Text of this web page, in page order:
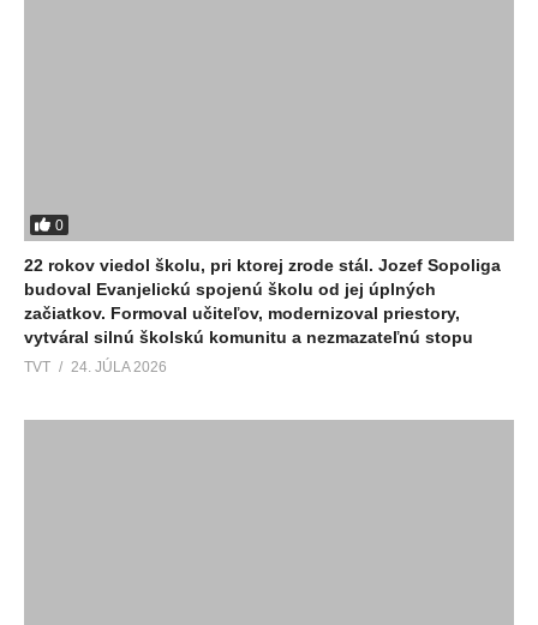
0
22 rokov viedol školu, pri ktorej zrode stál. Jozef Sopoliga
budoval Evanjelickú spojenú školu od jej úplných
začiatkov. Formoval učiteľov, modernizoval priestory,
vytváral silnú školskú komunitu a nezmazateľnú stopu
TVT 24. JÚLA 2026